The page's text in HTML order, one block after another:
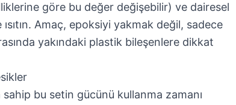
göre bu değer değişebilir) ve dairesel
Amaç, epoksiyi yakmak değil, sadece
yakındaki plastik bileşenlere dikkat
sahip bu setin gücünü kullanma zamanı